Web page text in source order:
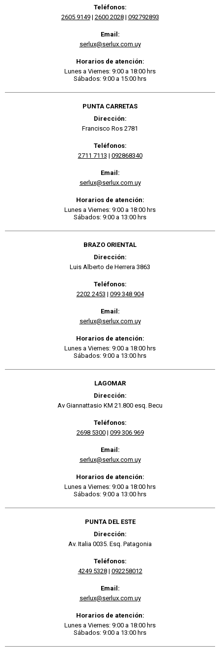
Teléfonos:
2605 9149| 2600 2028| 092792893
Email:
serlux@serlux.com.uy
Horarios de atención:
Lunes a Viernes: 9:00 a 18:00 hrs
Sábados: 9:00 a 15:00 hrs
PUNTA CARRETAS
Dirección:
Francisco Ros 2781
Teléfonos:
2711 7113 | 092868340
Email:
serlux@serlux.com.uy
Horarios de atención:
Lunes a Viernes: 9:00 a 18:00 hrs
Sábados: 9:00 a 13:00 hrs
BRAZO ORIENTAL
Dirección:
Luis Alberto de Herrera 3863
Teléfonos:
2202 2453 | 099 348 904
Email:
serlux@serlux.com.uy
Horarios de atención:
Lunes a Viernes: 9:00 a 18:00 hrs
Sábados: 9:00 a 13:00 hrs
LAGOMAR
Dirección:
Av Giannattasio KM 21.800 esq. Becu
Teléfonos:
2698 5300| 099 306 969
Email:
serlux@serlux.com.uy
Horarios de atención:
Lunes a Viernes: 9:00 a 18:00 hrs
Sábados: 9:00 a 13:00 hrs
PUNTA DEL ESTE
Dirección:
Av. Italia 0035. Esq. Patagonia
Teléfonos:
4249 5328| 092258012
Email:
serlux@serlux.com.uy
Horarios de atención:
Lunes a Viernes: 9:00 a 18:00 hrs
Sábados: 9:00 a 13:00 hrs